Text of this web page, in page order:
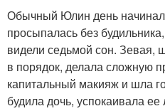
Обычный Юлин день
просыпалась без
видели седьмой сон. Зевая,
в порядок, делала сложную
капитальный макияж и шла
будила дочь, успокаивала